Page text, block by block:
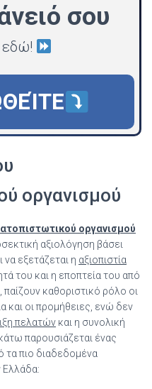
σου
εδώ!
οργανισμού
οργανισμού
αξιολόγηση βάσει
εξετάζεται η αξιοπιστία
του και η εποπτεία του από
παίζουν καθοριστικό ρόλο οι
και οι προμήθειες, ενώ δεν
πελατών και η συνολική
παρουσιάζεται ένας
τα πιο διαδεδομένα
Ελλάδα: